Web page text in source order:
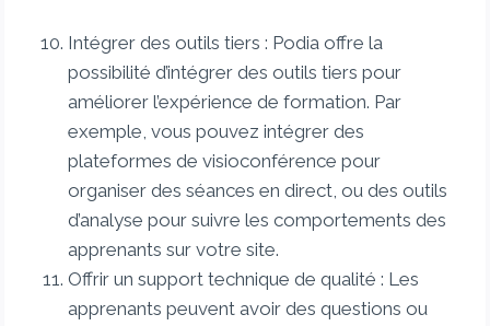
Intégrer des outils tiers : Podia offre la
possibilité d’intégrer des outils tiers pour
améliorer l’expérience de formation. Par
exemple, vous pouvez intégrer des
plateformes de visioconférence pour
organiser des séances en direct, ou des outils
d’analyse pour suivre les comportements des
apprenants sur votre site.
Offrir un support technique de qualité : Les
apprenants peuvent avoir des questions ou